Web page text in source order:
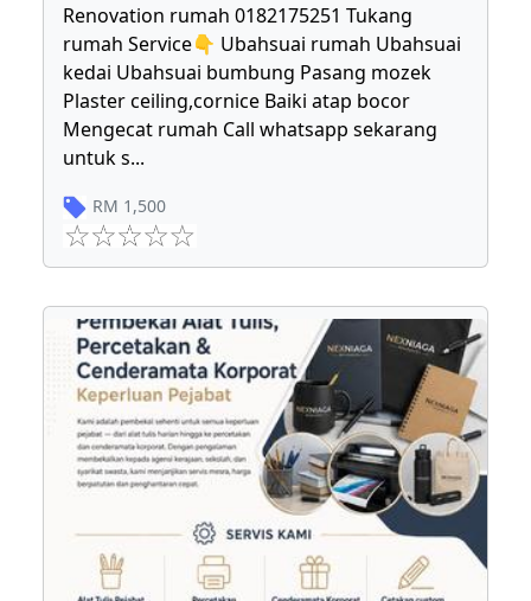
Renovation rumah 0182175251 Tukang
rumah Service👇 Ubahsuai rumah Ubahsuai
kedai Ubahsuai bumbung Pasang mozek
Plaster ceiling,cornice Baiki atap bocor
Mengecat rumah Call whatsapp sekarang
untuk s...
RM 1,500